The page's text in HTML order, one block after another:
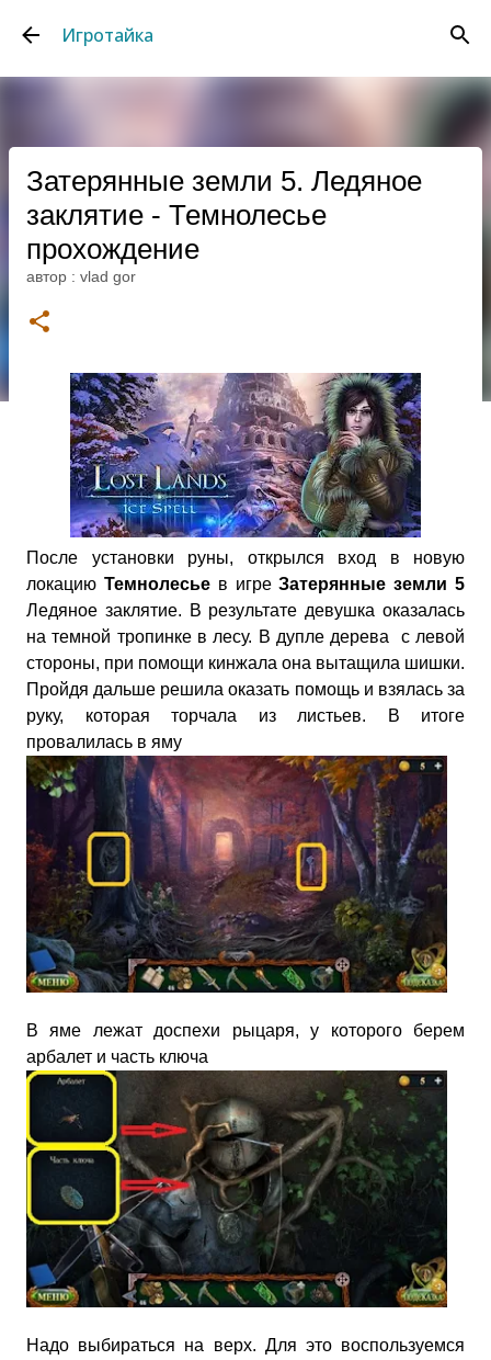
Игротайка
Затерянные земли 5. Ледяное
заклятие - Темнолесье
прохождение
автор : vlad gor
После установки руны, открылся вход в новую
локацию Темнолесьев игреЗатерянные земли 5
Ледяное заклятие. В результате девушка оказалась
на темной тропинке в лесу. В дупле дерева с левой
стороны, при помощи кинжала она вытащила шишки.
Пройдя дальше решила оказать помощь и взялась за
руку, которая торчала из листьев. В итоге
провалилась в яму
В яме лежат доспехи рыцаря, у которого берем
арбалет и часть ключа
Надо выбираться на верх. Для это воспользуемся